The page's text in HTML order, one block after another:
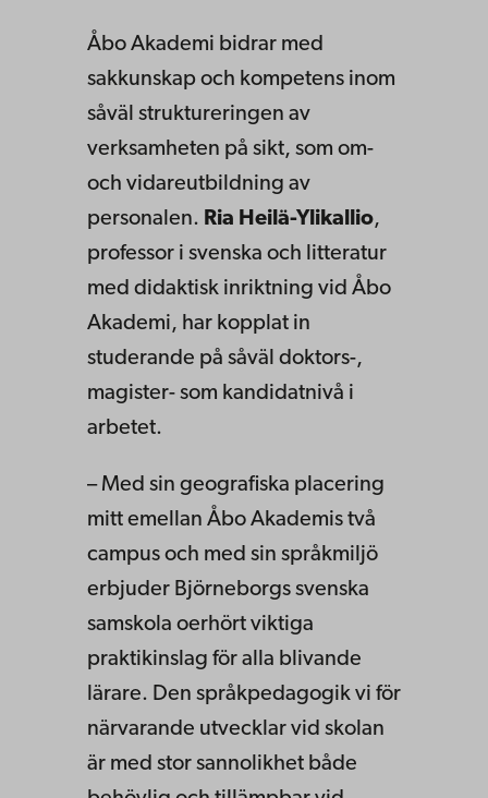
Åbo Akademi bidrar med
sakkunskap och kompetens inom
såväl struktureringen av
verksamheten på sikt, som om-
och vidareutbildning av
personalen. Ria Heilä-Ylikallio,
professor i svenska och litteratur
med didaktisk inriktning vid Åbo
Akademi, har kopplat in
studerande på såväl doktors-,
magister- som kandidatnivå i
arbetet.
– Med sin geografiska placering
mitt emellan Åbo Akademis två
campus och med sin språkmiljö
erbjuder Björneborgs svenska
samskola oerhört viktiga
praktikinslag för alla blivande
lärare. Den språkpedagogik vi för
närvarande utvecklar vid skolan
är med stor sannolikhet både